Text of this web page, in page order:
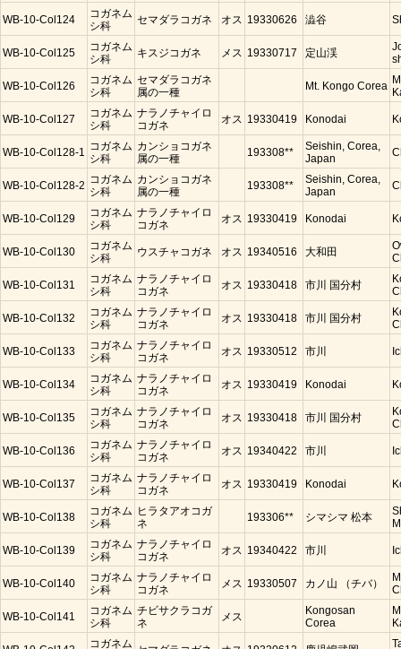
WB-10-Col124
コガネム
シ科
セマダラコガネ オス 19330626 澁谷
WB-10-Col125
コガネム
シ科
キスジコガネ メス 19330717 定山渓
WB-10-Col126
コガネム
シ科
セマダラコガネ
属の一種
Mt. Kongo Corea
WB-10-Col127
コガネム
シ科
ナラノチャイロ
コガネ
オス 19330419 Konodai
WB-10-Col128-1 コガネム
シ科
カンショコガネ
属の一種
193308**
Seishin, Corea,
Japan
WB-10-Col128-2 コガネム
シ科
カンショコガネ
属の一種
193308**
Seishin, Corea,
Japan
WB-10-Col129
コガネム
シ科
ナラノチャイロ
コガネ
オス 19330419 Konodai
WB-10-Col130
コガネム
シ科
ウスチャコガネ オス 19340516 大和田
WB-10-Col131
コガネム
シ科
ナラノチャイロ
コガネ
オス 19330418 市川 国分村
WB-10-Col132
コガネム
シ科
ナラノチャイロ
コガネ
オス 19330418 市川 国分村
WB-10-Col133
コガネム
シ科
ナラノチャイロ
コガネ
オス 19330512 市川
WB-10-Col134
コガネム
シ科
ナラノチャイロ
コガネ
オス 19330419 Konodai
WB-10-Col135
コガネム
シ科
ナラノチャイロ
コガネ
オス 19330418 市川 国分村
WB-10-Col136
コガネム
シ科
ナラノチャイロ
コガネ
オス 19340422 市川
WB-10-Col137
コガネム
シ科
ナラノチャイロ
コガネ
オス 19330419 Konodai
WB-10-Col138
コガネム
シ科
ヒラタアオコガ
ネ
193306** シマシマ 松本
WB-10-Col139
コガネム
シ科
ナラノチャイロ
コガネ
オス 19340422 市川
WB-10-Col140
コガネム
シ科
ナラノチャイロ
コガネ
メス 19330507 カノ山 （チバ）
WB-10-Col141
コガネム
シ科
チビサクラコガ
ネ
メス
Kongosan
Corea
コガネム